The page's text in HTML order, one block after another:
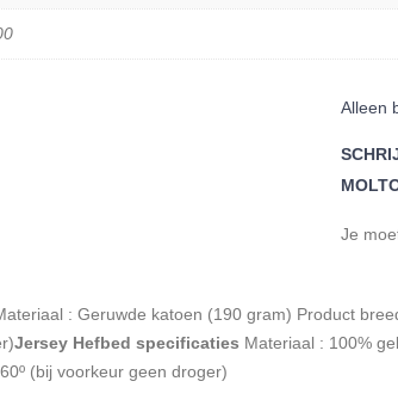
Alleen
Je
: Geruwde katoen (190 gram) Product
Jersey Hefbed specificaties Materiaal : 100%
(bij voorkeur geen droger)